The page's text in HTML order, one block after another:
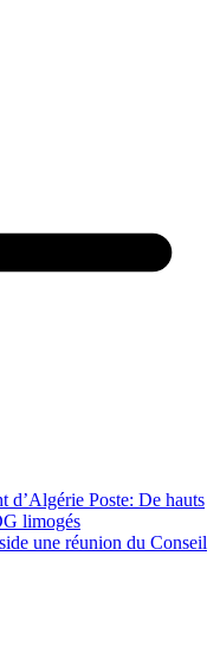
d’Algérie Poste: De hauts
limogés
une réunion du Conseil